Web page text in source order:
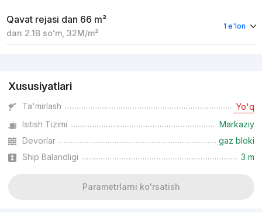
Qavat rejasi dan 66 m²
dan 2.1B soʻm, 32M/m²
1 e'lon
Xususiyatlari
Ta'mirlash Yo'q
Isitish Tizimi
Markaziy
Devorlar
gaz bloki
Ship Balandligi
3 m
Parametrlarni ko'rsatish